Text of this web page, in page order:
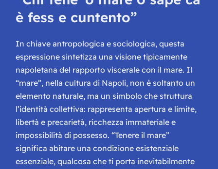
è fess e cuntento”
In chiave antropologica e sociologica, questa
espressione sintetizza una visione tipicamente
napoletana del rapporto viscerale con il mare. Il
“mare”, nella cultura di Napoli, non è soltanto un
elemento naturale, ma un simbolo che struttura
l’identità collettiva: rappresenta apertura e limite,
libertà e precarietà, ricchezza immateriale e
impossibilità di possesso. “Tenere il mare”
significa abitare una condizione esistenziale
essenziale, qualcosa che ti porta inevitabilmente